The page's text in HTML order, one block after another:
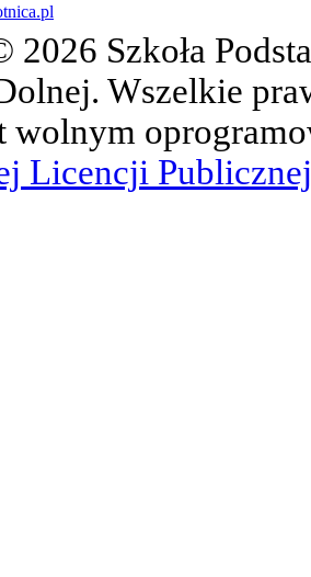
Szkoła
Wszelkie
wolnym
Licencji